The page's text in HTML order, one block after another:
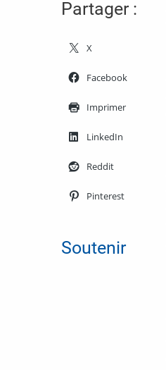
Partager :
X
Facebook
Imprimer
LinkedIn
Reddit
Pinterest
Soutenir